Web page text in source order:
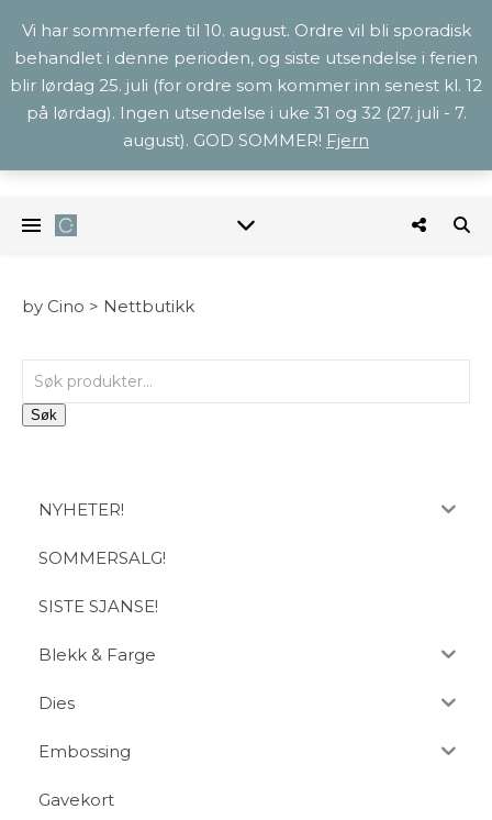
by Cino > Nettbutikk
Søk
NYHETER!
SOMMERSALG!
SISTE SJANSE!
Blekk & Farge
Dies
Embossing
Gavekort
Vi har sommerferie til 10. august. Ordre vil bli sporadisk
behandlet i denne perioden, og siste utsendelse i ferien
blir lørdag 25. juli (for ordre som kommer inn senest kl. 12
på lørdag). Ingen utsendelse i uke 31 og 32 (27. juli - 7.
august). GOD SOMMER! Fjern